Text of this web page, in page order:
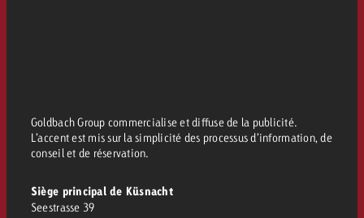
Goldbach Group commercialise et diffuse de la publicité.
L’accent est mis sur la simplicité des processus d’information, de
conseil et de réservation.
Siège principal de Küsnacht
Seestrasse 39